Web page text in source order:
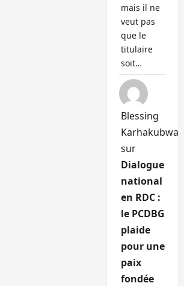
mais il ne
veut pas
que le
titulaire
soit…
Blessing
Karhakubwa
sur
Dialogue
national
en RDC :
le PCDBG
plaide
pour une
paix
fondée